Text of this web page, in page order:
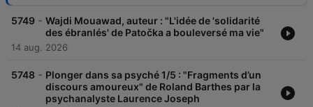
5749 - Wajdi Mouawad, auteur : "L'idée de 'solidarité
des ébranlés' de Patočka a bouleversé ma vie"
14 aug. 2026
5748 - Plonger dans sa psyché 1/5 : "Fragments d’un
discours amoureux" de Roland Barthes par la
psychanalyste Laurence Joseph